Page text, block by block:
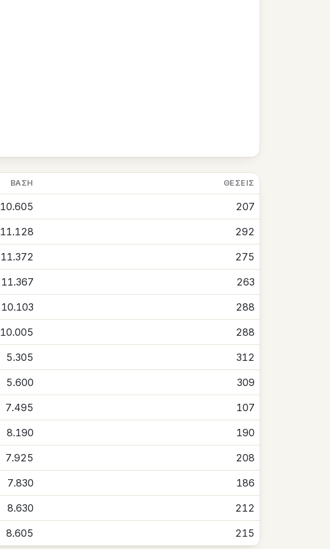
ΒΆΣΗ ΘΈΣΕΙΣ
10.605 207
11.128 292
11.372 275
11.367 263
10.103 288
10.005 288
5.305 312
5.600 309
7.495 107
8.190 190
7.925 208
7.830 186
8.630 212
8.605 215